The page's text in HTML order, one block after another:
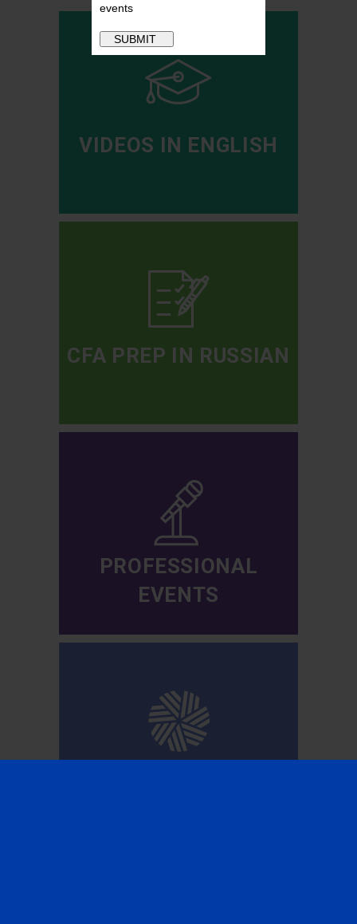
events
VIDEOS IN ENGLISH
CFA PREP IN RUSSIAN
PROFESSIONAL
EVENTS